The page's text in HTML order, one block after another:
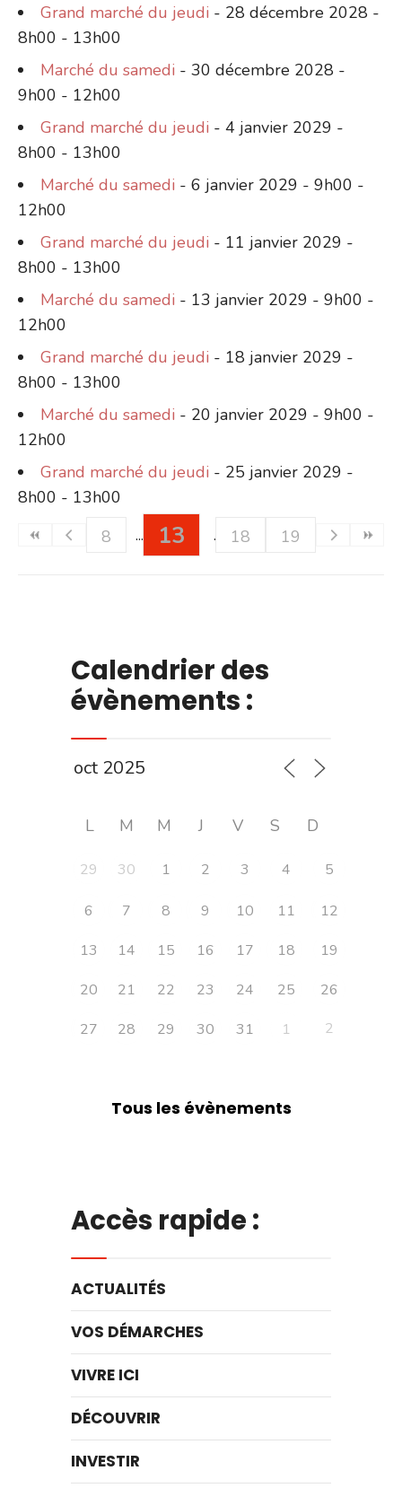
Grand marché du jeudi - 28 décembre 2028 -
8h00 - 13h00
Marché du samedi - 30 décembre 2028 -
9h00 - 12h00
Grand marché du jeudi - 4 janvier 2029 -
8h00 - 13h00
Marché du samedi - 6 janvier 2029 - 9h00 -
12h00
Grand marché du jeudi - 11 janvier 2029 -
8h00 - 13h00
Marché du samedi - 13 janvier 2029 - 9h00 -
12h00
Grand marché du jeudi - 18 janvier 2029 -
8h00 - 13h00
Marché du samedi - 20 janvier 2029 - 9h00 -
12h00
Grand marché du jeudi - 25 janvier 2029 -
8h00 - 13h00
8
13 18 19
Calendrier des
évènements :
L M M J V S D
29 30 1 2 3 4 5
6 7 8 9 10 11
12
13
14 15 16 17 18
19
20
21 22 23 24 25
26
27
28 29 30 31 1 2
Tous les évènements
Accès rapide :
ACTUALITÉS
VOS DÉMARCHES
VIVRE ICI
DÉCOUVRIR
INVESTIR